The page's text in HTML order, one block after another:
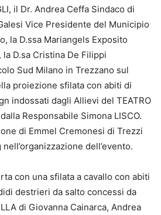
il Dr. Andrea Ceffa Sindaco di
Vice Presidente del Municipio
la D.ssa Mariangels Exposito
D.sa Cristina De Filippi
Sud Milano in Trezzano sul
proiezione sfilata con abiti di
indossati dagli Allievi del TEATRO
Responsabile Simona LISCO.
di Emmel Cremonesi di Trezzi
dell’evento.
con una sfilata a cavallo con abiti
destrieri da salto concessi da
di Giovanna Cainarca, Andrea